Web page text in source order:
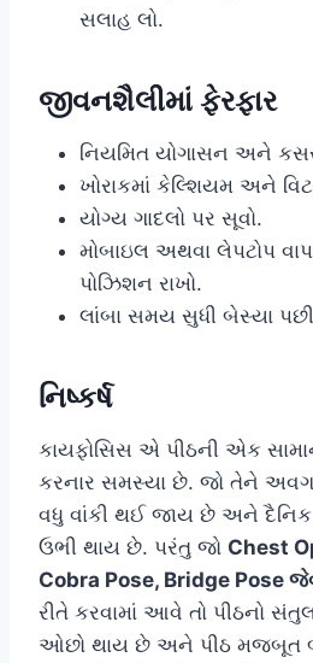
સલાહ લો.
જીવનશૈલીમાં ફેરફાર
નિયમિત યોગાસન અને
ખોરાકમાં કેલ્શિયમ અને
યોગ્ય ગાદલો પર સૂવો.
મોબાઇલ અથવા લેપટોપ
પોઝિશન રાખો.
લાંબા સમય સુધી બેસ્યા
નિષ્કર્ષ
કાયફોસિસ એ પીઠની એક
કરનાર સમસ્યા છે. જો તેને
વધુ વાંકી થઈ જાય છે અને દૈનિક
ઉભી થાય છે. પરંતુ જો Chest
Cobra Pose, Bridge Pose
રીતે કરવામાં આવે તો પીઠનો
ઓછો થાય છે અને પીઠ મજબૂત